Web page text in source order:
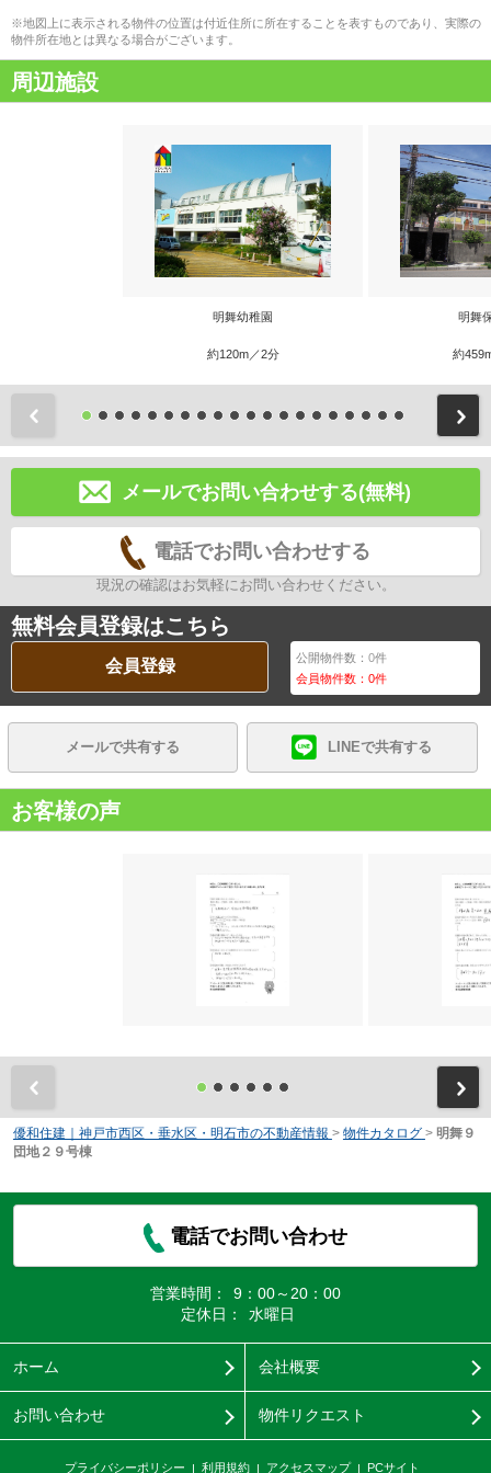
※地図上に表示される物件の位置は付近住所に所在することを表すものであり、実際の
物件所在地とは異なる場合がございます。
周辺施設
明舞幼稚園
約120m／2分
明舞
約
メールでお問い合わせする(無料)
電話でお問い合わせする
現況の確認はお気軽にお問い合わせください。
無料会員登録はこちら
会員登録 公開物件数：0件
会員物件数：0件
メールで共有する LINEで共有する
お客様の声
優和住建｜神戸市西区・垂水区・明石市の不動産情報 > 物件カタログ > 明舞９
団地２９号棟
電話でお問い合わせ
営業時間：
9：00～20：00
定休日：
水曜日
ホーム 会社概要
お問い合わせ 物件リクエスト
プライバシーポリシー 利用規約 アクセスマップ PCサイト